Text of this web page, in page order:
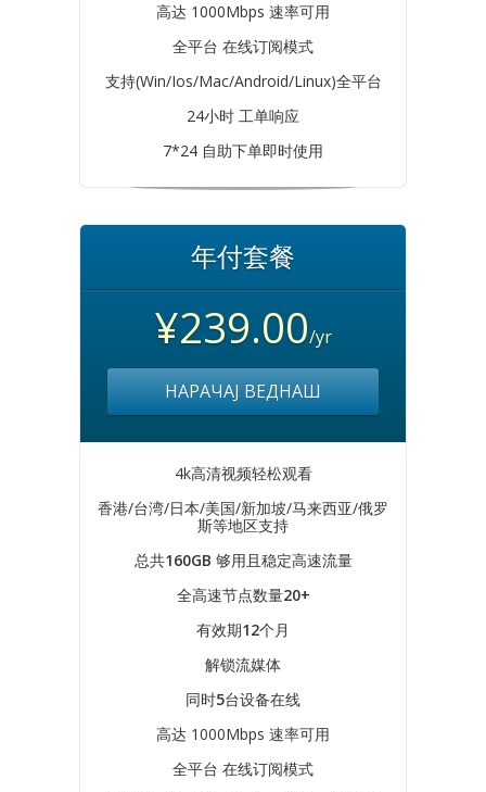
高达 1000Mbps 速率可用
全平台 在线订阅模式
支持(Win/Ios/Mac/Android/Linux)全平台
24小时 工单响应
7*24 自助下单即时使用
年付套餐
¥239.00/yr
НАРАЧАЈ ВЕДНАШ
4k高清视频轻松观看
香港/台湾/日本/美国/新加坡/马来西亚/俄罗
斯等地区支持
总共160GB 够用且稳定高速流量
全高速节点数量20+
有效期12个月
解锁流媒体
同时5台设备在线
高达 1000Mbps 速率可用
全平台 在线订阅模式